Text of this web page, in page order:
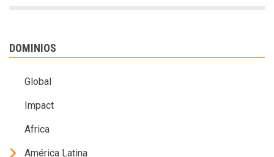
DOMINIOS
Global
Impact
Africa
América Latina